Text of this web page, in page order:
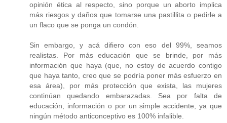
opinión ética al respecto, sino porque un aborto implica
más riesgos y daños que tomarse una pastillita o pedirle a
un flaco que se ponga un condón.
Sin embargo, y acá difiero con eso del 99%, seamos
realistas. Por más educación que se brinde, por más
información que haya (que, no estoy de acuerdo contigo
que haya tanto, creo que se podría poner más esfuerzo en
esa área), por más protección que exista, las mujeres
continúan quedando embarazadas. Sea por falta de
educación, información o por un simple accidente, ya que
ningún método anticonceptivo es 100% infalible.